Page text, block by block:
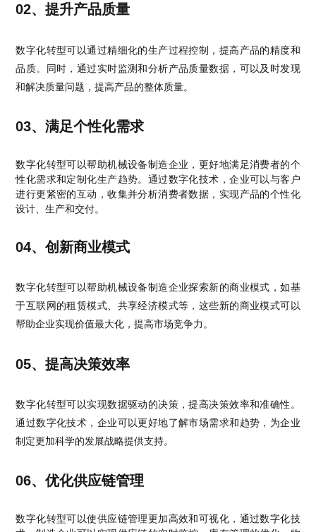
02、提升产品质量
数字化转型可以通过精细化的生产过程控制，提高产品的精度和
品质。同时，通过实时监测和分析产品质量数据，可以及时发现
和解决质量问题，提高产品的整体质量。
03、满足个性化需求
数字化转型可以帮助机械设备制造企业，更好地满足消费者的个
性化需求和定制化生产趋势。通过数字化技术，企业可以与客户
进行更紧密的互动，收集并分析消费者数据，实现产品的个性化
设计、生产和交付。
04、创新商业模式
数字化转型可以帮助机械设备制造企业探索新的商业模式，如基
于互联网的租赁模式、共享经济模式等，这些新的商业模式可以
帮助企业实现价值最大化，提高市场竞争力。
05、提高决策效率
数字化转型可以实现数据驱动的决策，提高决策效率和准确性。
通过数字化技术，企业可以更好地了解市场需求和趋势，为企业
制定更加科学的发展战略提供支持。
06、优化供应链管理
数字化转型可以使供应链管理更加高效和可视化，通过数字化技